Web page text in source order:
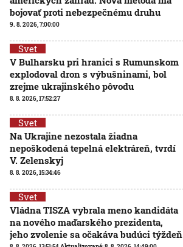
bojovať proti nebezpečnému druhu
9. 8. 2026, 7:00:00
Svet
V Bulharsku pri hranici s Rumunskom
explodoval dron s výbušninami, bol
zrejme ukrajinského pôvodu
8. 8. 2026, 17:52:27
Svet
Na Ukrajine nezostala žiadna
nepoškodená tepelná elektráreň, tvrdí
V. Zelenskyj
8. 8. 2026, 15:34:46
Svet
Vládna TISZA vybrala meno kandidáta
na nového maďarského prezidenta,
jeho zvolenie sa očakáva budúci týždeň